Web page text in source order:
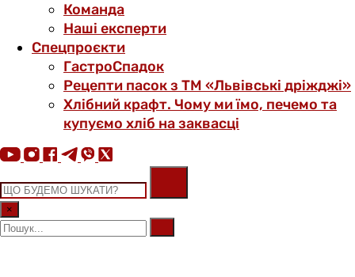
Команда
Наші експерти
Спецпроєкти
ГастроСпадок
Рецепти пасок з ТМ «Львівські дріжджі»
Хлібний крафт. Чому ми їмо, печемо та
купуємо хліб на заквасці
×